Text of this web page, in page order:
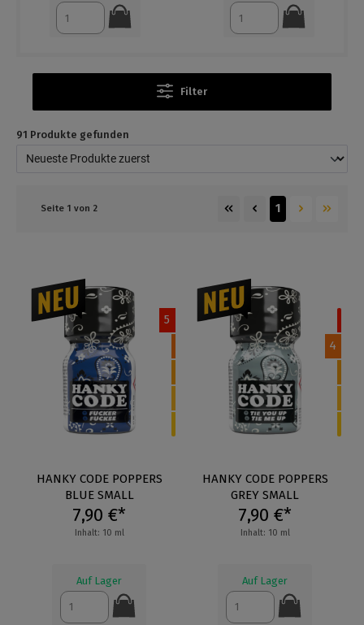
Filter
91 Produkte gefunden
1
Seite 1 von 2
5
HANKY CODE POPPERS
BLUE SMALL
7,90 €*
Inhalt: 10 ml
Auf Lager
4
HANKY CODE POPPERS
GREY SMALL
7,90 €*
Inhalt: 10 ml
Auf Lager